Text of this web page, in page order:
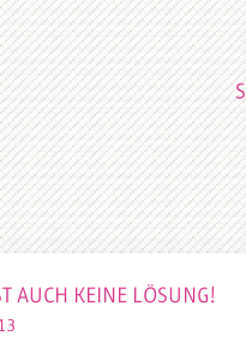
AUCH KEINE LÖSUNG!